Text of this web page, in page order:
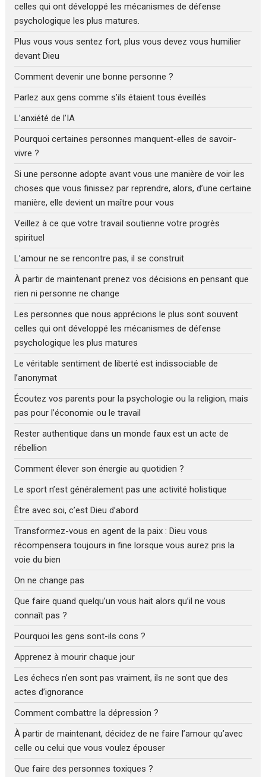
celles qui ont développé les mécanismes de défense
psychologique les plus matures.
Plus vous vous sentez fort, plus vous devez vous humilier
devant Dieu
Comment devenir une bonne personne ?
Parlez aux gens comme s’ils étaient tous éveillés
L’anxiété de l’IA
Pourquoi certaines personnes manquent-elles de savoir-
vivre ?
Si une personne adopte avant vous une manière de voir les
choses que vous finissez par reprendre, alors, d’une certaine
manière, elle devient un maître pour vous
Veillez à ce que votre travail soutienne votre progrès
spirituel
L’amour ne se rencontre pas, il se construit
À partir de maintenant prenez vos décisions en pensant que
rien ni personne ne change
Les personnes que nous apprécions le plus sont souvent
celles qui ont développé les mécanismes de défense
psychologique les plus matures
Le véritable sentiment de liberté est indissociable de
l’anonymat
Écoutez vos parents pour la psychologie ou la religion, mais
pas pour l’économie ou le travail
Rester authentique dans un monde faux est un acte de
rébellion
Comment élever son énergie au quotidien ?
Le sport n’est généralement pas une activité holistique
Être avec soi, c’est Dieu d’abord
Transformez-vous en agent de la paix : Dieu vous
récompensera toujours in fine lorsque vous aurez pris la
voie du bien
On ne change pas
Que faire quand quelqu’un vous hait alors qu’il ne vous
connaît pas ?
Pourquoi les gens sont-ils cons ?
Apprenez à mourir chaque jour
Les échecs n’en sont pas vraiment, ils ne sont que des
actes d’ignorance
Comment combattre la dépression ?
À partir de maintenant, décidez de ne faire l’amour qu’avec
celle ou celui que vous voulez épouser
Que faire des personnes toxiques ?